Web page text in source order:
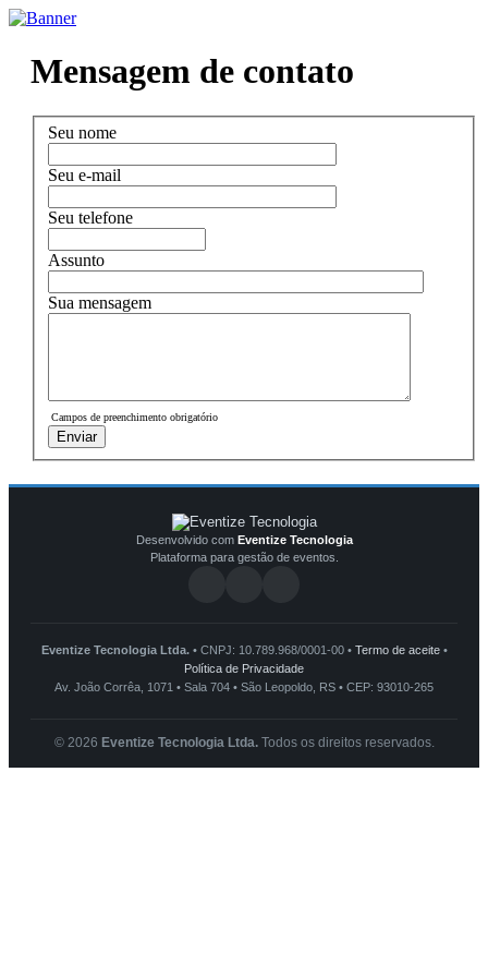
Mensagem de contato
Seu nome
Seu e-mail
Seu telefone
Assunto
Sua mensagem
Campos de preenchimento obrigatório
Enviar
Desenvolvido com Eventize Tecnologia
Plataforma para gestão de eventos.
Eventize Tecnologia Ltda.• CNPJ: 10.789.968/0001-00 • Termo de aceite•
Política de Privacidade
Av. João Corrêa, 1071 • Sala 704 • São Leopoldo, RS • CEP: 93010-265
© 2026 Eventize Tecnologia Ltda.Todos os direitos reservados.